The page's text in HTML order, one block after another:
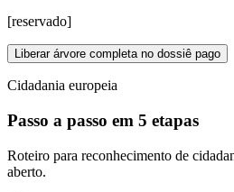
[reservado]
Liberar árvore completa no dossiê pago
Cidadania europeia
Passo a passo em 5 etapas
Roteiro para reconhecimento de
aberto.